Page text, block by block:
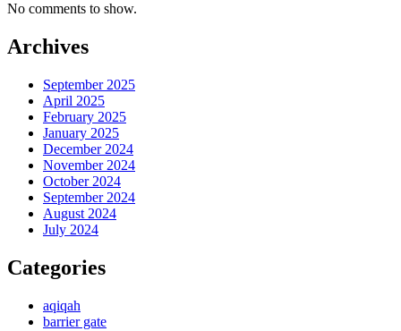
No comments to show.
Archives
September 2025
April 2025
February 2025
January 2025
December 2024
November 2024
October 2024
September 2024
August 2024
July 2024
Categories
aqiqah
barrier gate